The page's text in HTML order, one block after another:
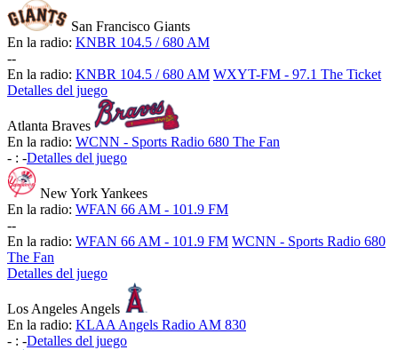
San Francisco Giants
En la radio: KNBR 104.5 / 680 AM
--
En la radio: KNBR 104.5 / 680 AM WXYT-FM - 97.1 The Ticket
Detalles del juego
Atlanta Braves
En la radio: WCNN - Sports Radio 680 The Fan
- : -Detalles del juego
New York Yankees
En la radio: WFAN 66 AM - 101.9 FM
--
En la radio: WFAN 66 AM - 101.9 FM WCNN - Sports Radio 680
The Fan
Detalles del juego
Los Angeles Angels
En la radio: KLAA Angels Radio AM 830
- : -Detalles del juego